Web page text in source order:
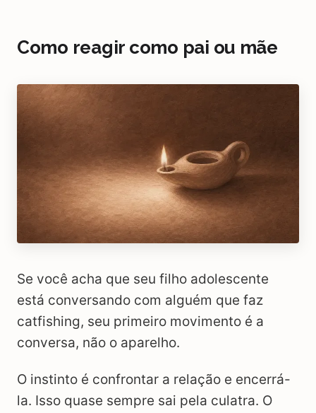
Como reagir como pai ou mãe
Se você acha que seu filho adolescente
está conversando com alguém que faz
catfishing, seu primeiro movimento é a
conversa, não o aparelho.
O instinto é confrontar a relação e encerrá-
la. Isso quase sempre sai pela culatra. O